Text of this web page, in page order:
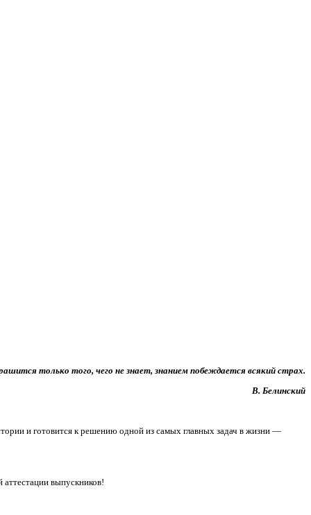
только того, чего не знает, знанием побеждается всякий страх.
В. Белинский
и готовится к решению одной из самых главных задач в жизни —
выпускников!